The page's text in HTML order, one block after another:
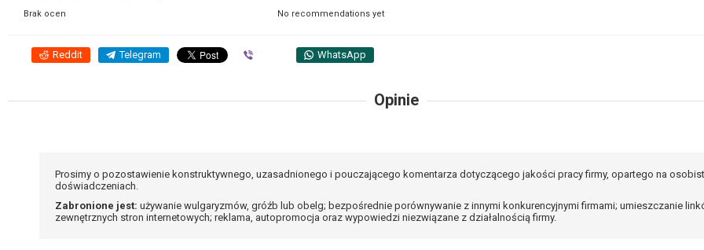
Brak ocen No recommendations yet
Reddit Telegram WhatsApp
Opinie
Prosimy o pozostawienie konstruktywnego, uzasadnionego i pouczającego komentarza dotyczącego jakości pracy firmy, opartego na
doświadczeniach.
Zabronione jest: używanie wulgaryzmów, gróźb lub obelg; bezpośrednie porównywanie z innymi konkurencyjnymi firmami; umieszczanie
zewnętrznych stron internetowych; reklama, autopromocja oraz wypowiedzi niezwiązane z działalnością firmy.